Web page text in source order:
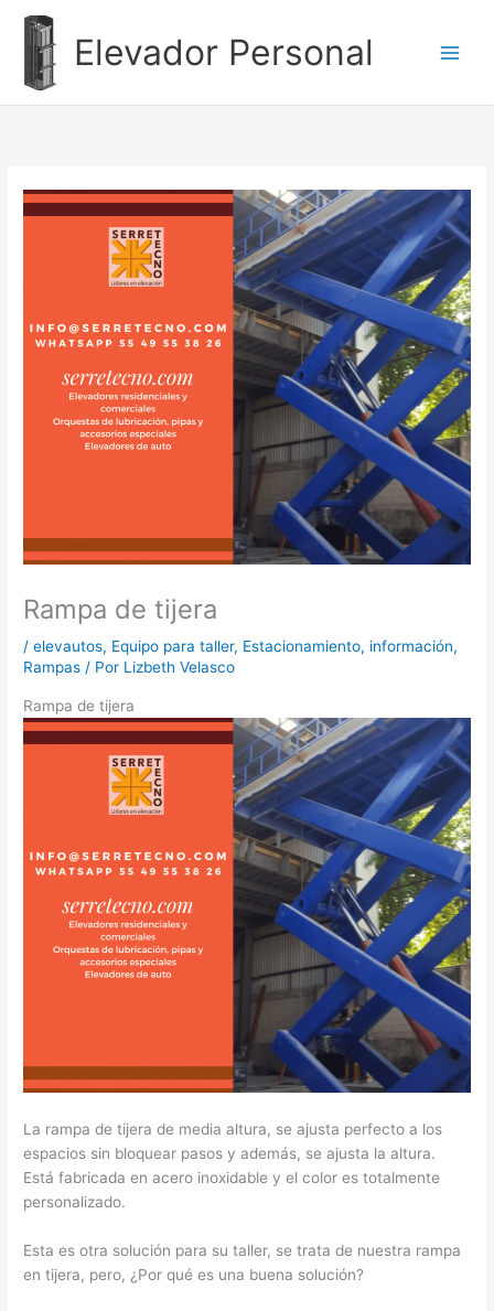
contenido
Elevador Personal
Rampa de tijera
/elevautos, Equipo para taller, Estacionamiento, información,
Rampas / Por Lizbeth Velasco
Rampa de tijera
La rampa de tijera de media altura, se ajusta perfecto a los
espacios sin bloquear pasos y además, se ajusta la altura.
Está fabricada en acero inoxidable y el color es totalmente
personalizado.
Esta es otra solución para su taller, se trata de nuestra rampa
en tijera, pero, ¿Por qué es una buena solución?